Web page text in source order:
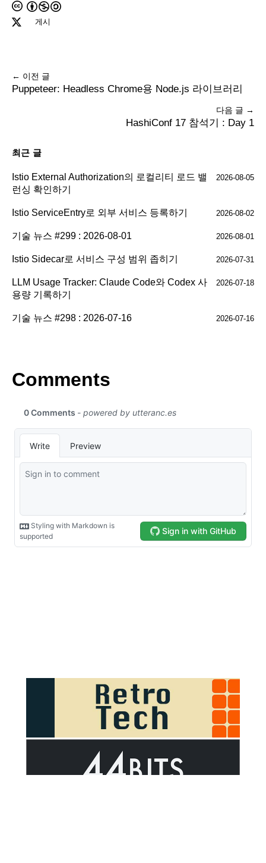
게시
← 이전 글
Puppeteer: Headless Chrome용 Node.js 라이브러리
다음 글 →
HashiConf 17 참석기 : Day 1
최근 글
Istio External Authorization의 로컬리티 로드 밸
런싱 확인하기
2026-08-05
Istio ServiceEntry로 외부 서비스 등록하기 2026-08-02
기술 뉴스 #299 : 2026-08-01 2026-08-01
Istio Sidecar로 서비스 구성 범위 좁히기 2026-07-31
LLM Usage Tracker: Claude Code와 Codex 사
용량 기록하기
2026-07-18
기술 뉴스 #298 : 2026-07-16 2026-07-16
Comments